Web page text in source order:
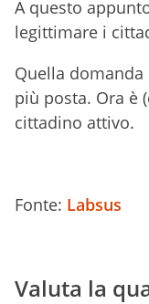
A questo
legittimare i
Quella
più posta. Ora è
cittadino attivo.
Fonte: Labsus
Valuta la